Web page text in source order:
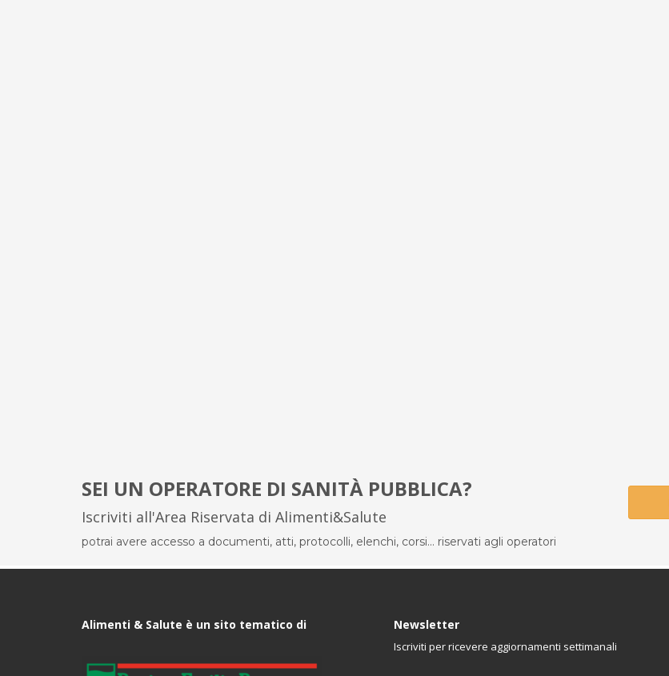
SEI UN OPERATORE DI SANITÀ PUBBLICA?
Iscriviti all'Area Riservata di Alimenti&Salute
potrai avere accesso a documenti, atti, protocolli, elenchi, corsi... riservati agli operatori
Alimenti & Salute è un sito tematico di Newsletter
Iscriviti per ricevere aggiornamenti settimanali